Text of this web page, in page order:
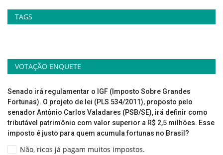
TAGS
VOTAÇÃO ENQUETE
Senado irá regulamentar o IGF (Imposto Sobre Grandes
Fortunas). O projeto de lei (PLS 534/2011), proposto pelo
senador Antônio Carlos Valadares (PSB/SE), irá definir como
tributável patrimônio com valor superior a R$ 2,5 milhões. Esse
imposto é justo para quem acumula fortunas no Brasil?
Não, ricos já pagam muitos impostos.